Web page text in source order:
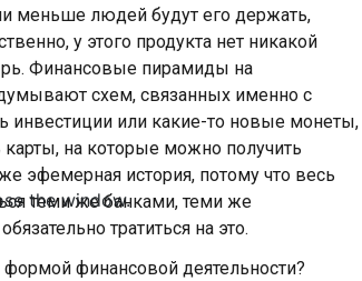
the window.
меньше людей будут его держать,
у этого продукта нет никакой
Финансовые пирамиды на
схем, связанных именно с
инвестиции или какие-то новые монеты,
на которые можно получить
эфемерная история, потому что весь
теми же банками, теми же
тратиться на это.
финансовой деятельности?